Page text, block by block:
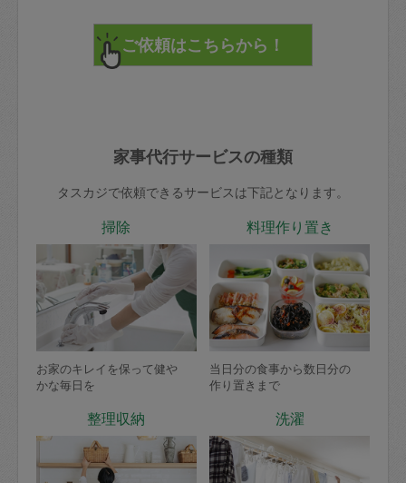
家事代行サービスの種類
タスカジで依頼できるサービスは下記となります。
掃除
お家のキレイを保って健や
かな毎日を
料理作り置き
当日分の食事から数日分の
作り置きまで
整理収納 洗濯